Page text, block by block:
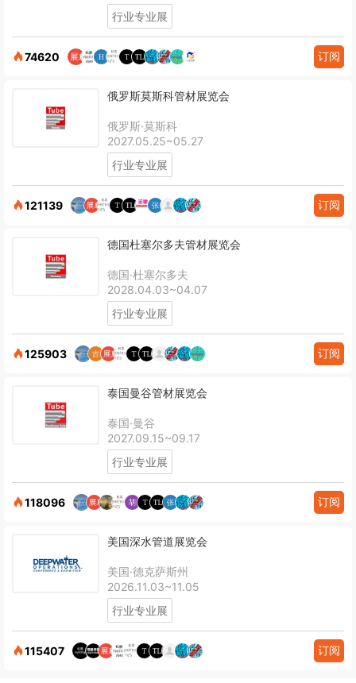
行业专业展
74620 订阅
俄罗斯莫斯科管材展览会
俄罗斯·莫斯科
2027.05.25~05.27
行业专业展
121139 订阅
德国杜塞尔多夫管材展览会
德国·杜塞尔多夫
2028.04.03~04.07
行业专业展
125903 订阅
泰国曼谷管材展览会
泰国·曼谷
2027.09.15~09.17
行业专业展
118096 订阅
美国深水管道展览会
美国·德克萨斯州
2026.11.03~11.05
行业专业展
115407 订阅